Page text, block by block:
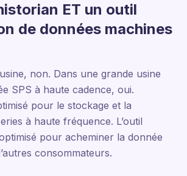
ET un outil
de données machines
non. Dans une grande usine
SPS à haute cadence, oui.
pour le stockage et la
à haute fréquence. L’outil
pour acheminer la donnée
consommateurs.